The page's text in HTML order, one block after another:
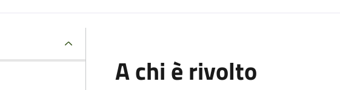
A chi è rivolto